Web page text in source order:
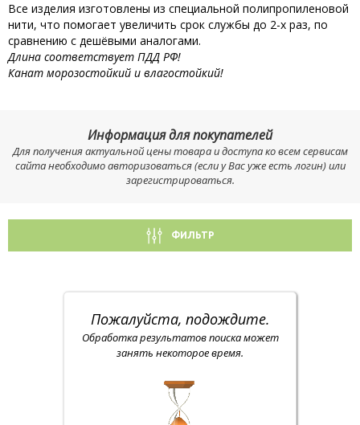
Все изделия изготовлены из специальной полипропиленовой
нити, что помогает увеличить срок службы до 2-х раз, по
сравнению с дешёвыми аналогами.
Длина соответствует ПДД РФ!
Канат морозостойкий и влагостойкий!
Информация для покупателей
Для получения актуальной цены товара и доступа ко всем сервисам
сайта необходимо авторизоваться (если у Вас уже есть логин) или
зарегистрироваться.
ФИЛЬТР
Пожалуйста, подождите.
Обработка результатов поиска может
занять некоторое время.